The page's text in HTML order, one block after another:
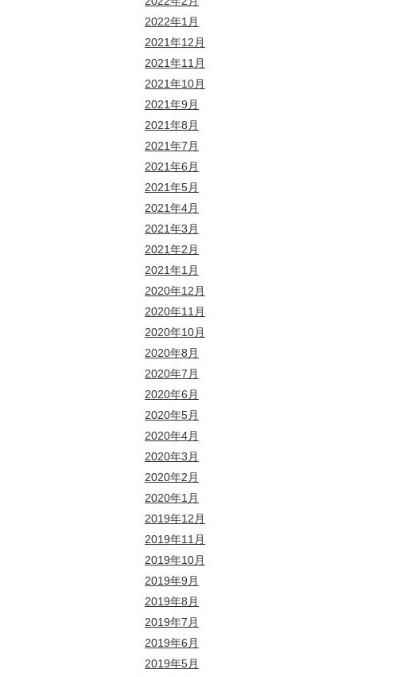
2022年1月
2021年12月
2021年11月
2021年10月
2021年9月
2021年8月
2021年7月
2021年6月
2021年5月
2021年4月
2021年3月
2021年2月
2021年1月
2020年12月
2020年11月
2020年10月
2020年8月
2020年7月
2020年6月
2020年5月
2020年4月
2020年3月
2020年2月
2020年1月
2019年12月
2019年11月
2019年10月
2019年9月
2019年8月
2019年7月
2019年6月
2019年5月